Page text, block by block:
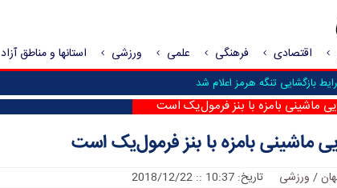
اقتصادی فرهنگی علمی ورزشی استانها و مناطق آزاد
بازگشایی تنگه هرمز اعلام شد
ماشینی بامزه با بنز فرمول‌یک است
ماشینی بامزه با بنز فرمول‌یک است
/ ورزشی تاریخ: 10:37 :: 2018/12/22